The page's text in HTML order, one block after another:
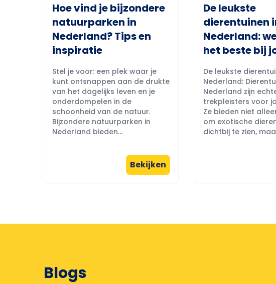
Hoe vind je bijzondere
natuurparken in
Nederland? Tips en
inspiratie
Stel je voor: een plek waar je
kunt ontsnappen aan de drukte
van het dagelijks leven en je
onderdompelen in de
schoonheid van de natuur.
Bijzondere natuurparken in
Nederland bieden...
Bekijken
De leukste
dierentuinen
Nederland:
het beste bij
De leukste
Nederland:
Nederland zijn
trekpleisters voor
Ze bieden niet
om exotische
dichtbij te zien,
Blogs